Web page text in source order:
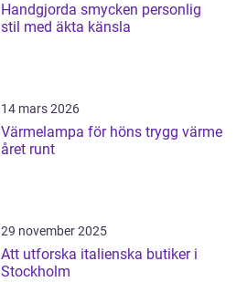
Handgjorda smycken personlig
stil med äkta känsla
14 mars 2026
Värmelampa för höns trygg värme
året runt
29 november 2025
Att utforska italienska butiker i
Stockholm